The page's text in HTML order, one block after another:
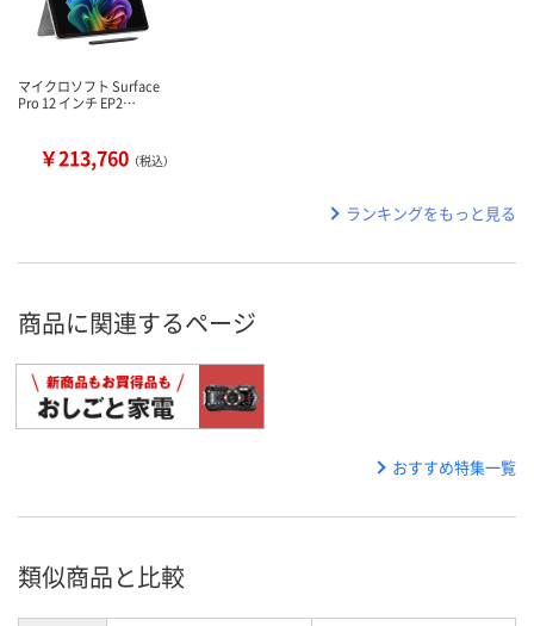
マイクロソフト Surface
Pro 12 インチ EP2…
￥213,760 （税込）
ランキングをもっと見る
商品に関連するページ
おすすめ特集一覧
類似商品と比較